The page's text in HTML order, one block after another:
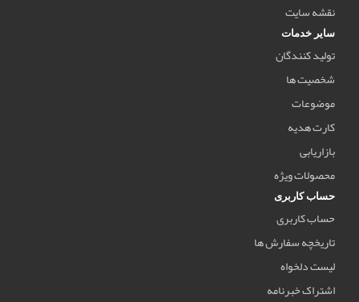
نقشه سایت
سایر خدمات
تولید کنندگان
شخصیت ها
موضوعات
کارت هدیه
بازاریابی
محصولات ویژه
حساب کاربری
حساب کاربری
تاریخچه سفارش ها
لیست دلخواه
اشتراک خبرنامه